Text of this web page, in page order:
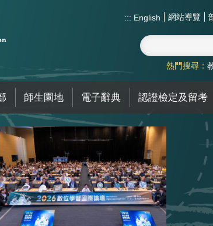
::: English 網站導覽
熱門搜尋：
師生園地 電子辭典 認證檢定及留考